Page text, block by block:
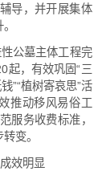
导，并开展集体
公墓主体工程完
起，有效巩固“三
”“植树寄哀思”活
推动移风易俗工
服务收费标准，
变。
效明显